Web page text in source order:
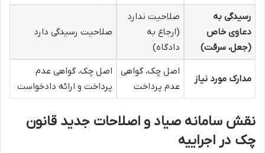
رسیدگی به
دعاوی خاص
(جعل، سرقت)
صلاحیت ندارد
(ارجاع به
دادگاه)
صلاحیت رسیدگی دارد
مدارک مورد نیاز
اصل چک، گواهی
عدم پرداخت
اصل چک، گواهی عدم
پرداخت و ارائه دادخواست
نقش سامانه صیاد و اصلاحات جدید قانون
چک در اجراییه